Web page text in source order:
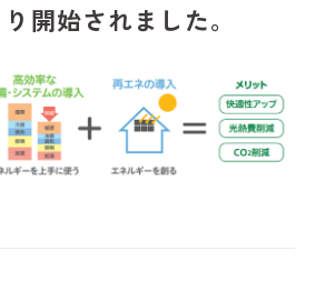
開始されました。